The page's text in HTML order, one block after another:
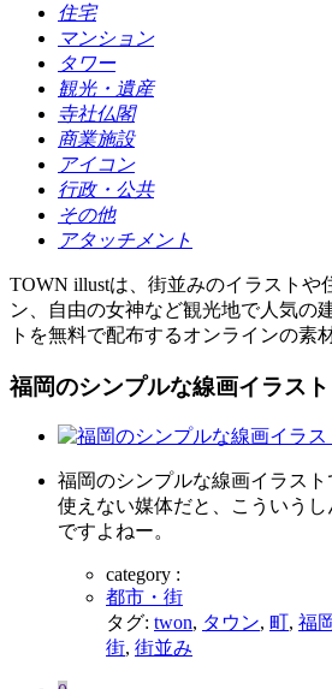
住宅
マンション
タワー
観光・遺産
寺社仏閣
商業施設
アイコン
行政・公共
その他
アタッチメント
TOWN illustは、街並みのイラストや
ン、自由の女神など観光地で人気の
トを無料で配布するオンラインの素
福岡のシンプルな線画イラスト
福岡のシンプルな線画イラス
使えない媒体だと、こういう
ですよねー。
category :
都市・街
タグ: twon, タウン, 町, 福
街, 街並み